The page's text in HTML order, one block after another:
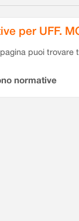
per UFF.
puoi
normative